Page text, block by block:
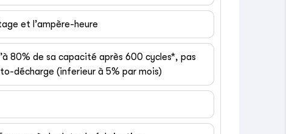
et l’ampère-heure
80% de sa capacité après 600 cycles*, pas
décharge (inferieur à 5% par mois)